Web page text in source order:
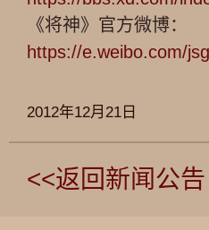
《将神》官方微博：
https://e.weibo.com/
2012年12月21日
<<返回新闻公告